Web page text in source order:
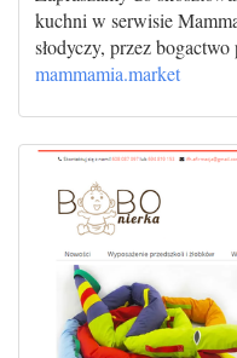
kuchni w serwisie
słodyczy, przez
mammamia.market